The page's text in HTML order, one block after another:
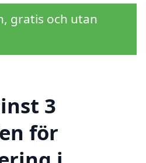
gratis och utan
3
för